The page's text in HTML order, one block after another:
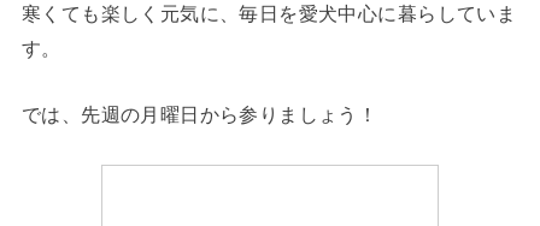
寒くても楽しく元気に、毎日を愛犬中心に暮らしていま
す。
では、先週の月曜日から参りましょう！